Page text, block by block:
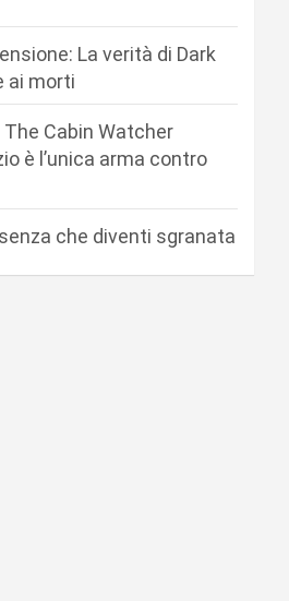
La verità di Dark
ai morti
Cabin Watcher
è l’unica arma contro
che diventi sgranata